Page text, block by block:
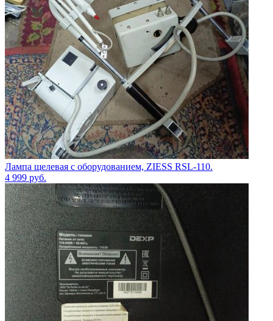
Лампа щелевая с оборудованием, ZIESS RSL-110.
4 999 руб.